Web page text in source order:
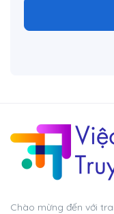
Chào mừng đến với